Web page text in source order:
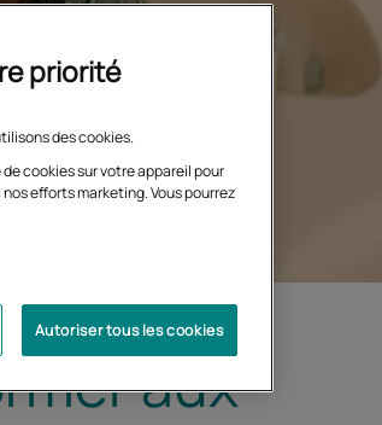
aux
priorité
des cookies.
cookies sur votre appareil pour
efforts marketing. Vous pourrez
Autoriser tous les cookies